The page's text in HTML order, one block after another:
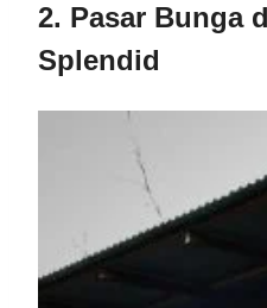
2. Pasar Bunga
Splendid